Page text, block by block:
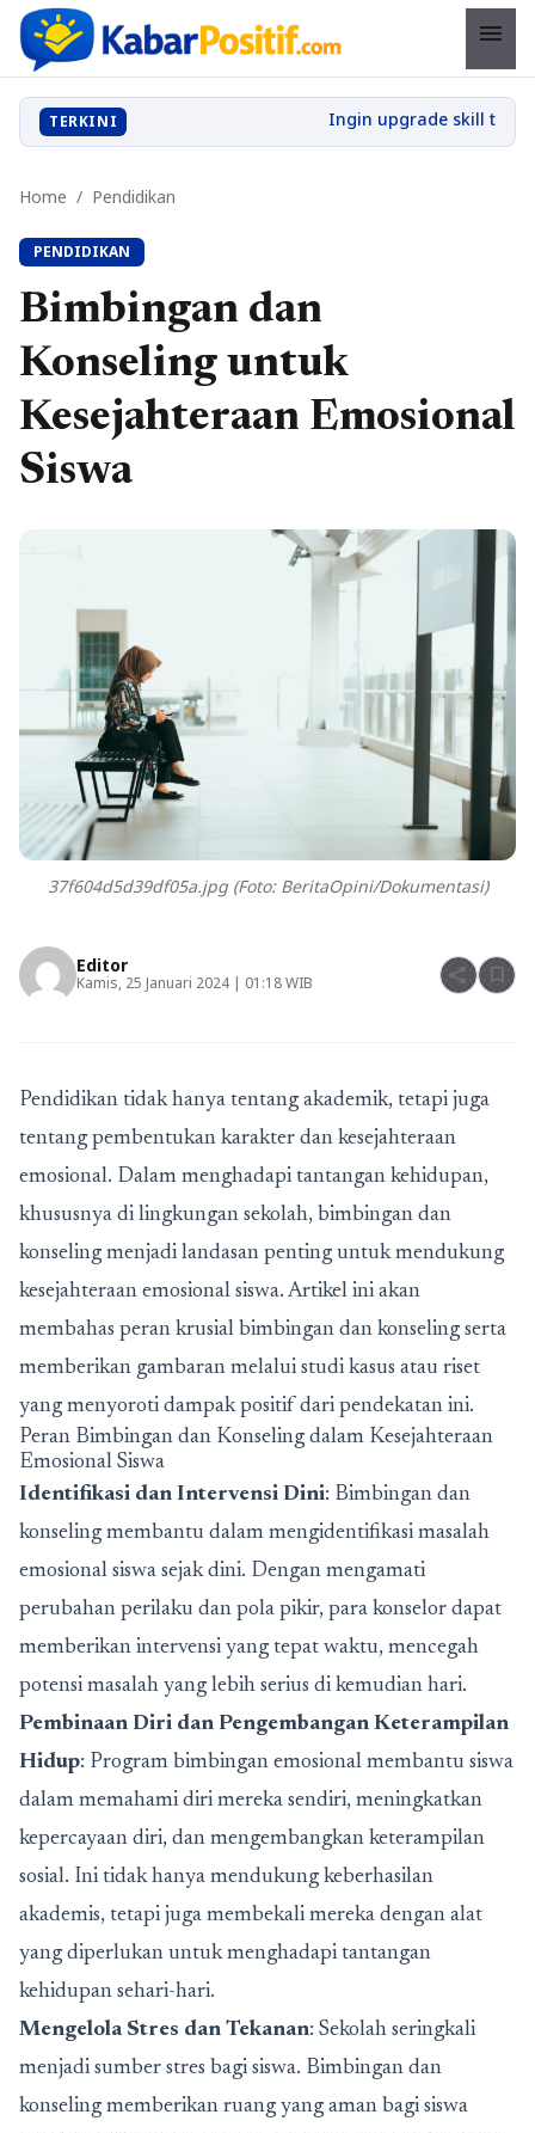
menu
TERKINI
Home / Pendidikan
PENDIDIKAN
Bimbingan dan
Konseling untuk
Kesejahteraan Emosional
Siswa
37f604d5d39df05a.jpg (Foto: BeritaOpini/Dokumentasi)
Editor
Kamis, 25 Januari 2024 | 01:18 WIB share bookmark
Pendidikan tidak hanya tentang akademik, tetapi juga
tentang pembentukan karakter dan kesejahteraan
emosional. Dalam menghadapi tantangan kehidupan,
khususnya di lingkungan sekolah, bimbingan dan
konseling menjadi landasan penting untuk mendukung
kesejahteraan emosional siswa. Artikel ini akan
membahas peran krusial bimbingan dan konseling serta
memberikan gambaran melalui studi kasus atau riset
yang menyoroti dampak positif dari pendekatan ini.
Peran Bimbingan dan Konseling dalam Kesejahteraan
Emosional Siswa
Identifikasi dan Intervensi Dini: Bimbingan dan
konseling membantu dalam mengidentifikasi masalah
emosional siswa sejak dini. Dengan mengamati
perubahan perilaku dan pola pikir, para konselor dapat
memberikan intervensi yang tepat waktu, mencegah
potensi masalah yang lebih serius di kemudian hari.
Pembinaan Diri dan Pengembangan Keterampilan
Hidup: Program bimbingan emosional membantu siswa
dalam memahami diri mereka sendiri, meningkatkan
kepercayaan diri, dan mengembangkan keterampilan
sosial. Ini tidak hanya mendukung keberhasilan
akademis, tetapi juga membekali mereka dengan alat
yang diperlukan untuk menghadapi tantangan
kehidupan sehari-hari.
Mengelola Stres dan Tekanan: Sekolah seringkali
menjadi sumber stres bagi siswa. Bimbingan dan
konseling memberikan ruang yang aman bagi siswa